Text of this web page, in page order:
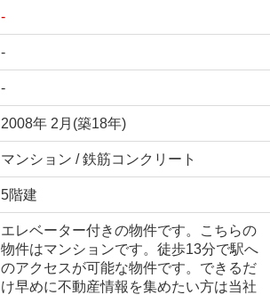
-
-
-
2008年 2月(築18年)
マンション / 鉄筋コンクリート
5階建
エレベーター付きの物件です。こちらの
物件はマンションです。徒歩13分で駅へ
のアクセスが可能な物件です。できるだ
け早めに不動産情報を集めたい方は当社